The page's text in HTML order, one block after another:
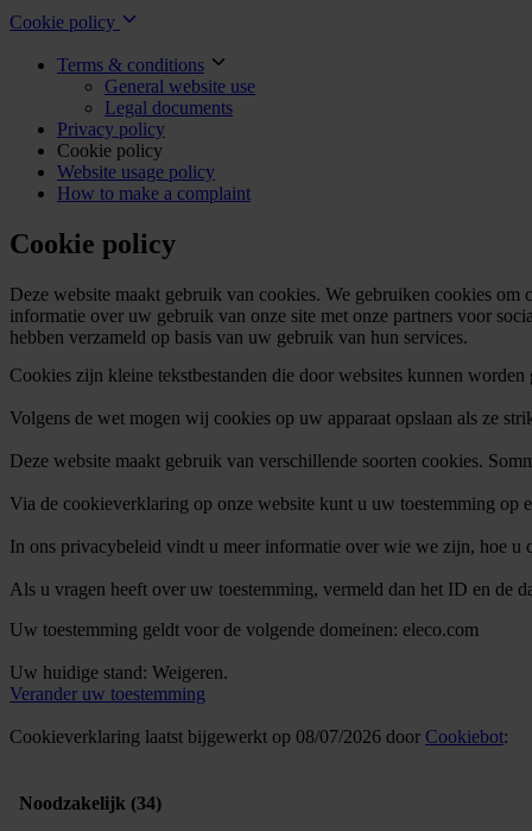
Cookie policy
Terms & conditions
General website use
Legal documents
Privacy policy
Cookie policy
Website usage policy
How to make a complaint
Cookie policy
Deze website maakt gebruik van cookies. We gebruiken cookies om
informatie over uw gebruik van onze site met onze partners voor
hebben verzameld op basis van uw gebruik van hun services.
Cookies zijn kleine tekstbestanden die door websites kunnen
Volgens de wet mogen wij cookies op uw apparaat opslaan als ze
Deze website maakt gebruik van verschillende soorten cookies.
Via de cookieverklaring op onze website kunt u uw toestemming op
In ons privacybeleid vindt u meer informatie over wie we zijn, hoe u
Als u vragen heeft over uw toestemming, vermeld dan het ID en de
Uw toestemming geldt voor de volgende domeinen: eleco.com
Uw huidige stand: Weigeren.
Verander uw toestemming
Cookieverklaring laatst bijgewerkt op 08/07/2026 door Cookiebot:
Noodzakelijk (34)